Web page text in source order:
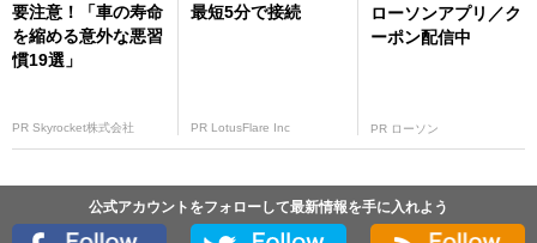
要注意！「車の寿命
を縮める意外な悪習
慣19選」
PR Skyrocket株式会社
最短5分で接続
PR LotusFlare Inc
ローソンアプリ／ク
ーポン配信中
PR ローソン
公式アカウントをフォローして最新情報を手に入れよう